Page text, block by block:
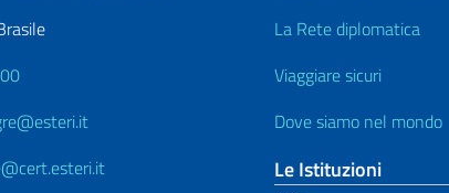
La Rete diplomatica
Viaggiare sicuri
Dove siamo nel mondo
Le Istituzioni